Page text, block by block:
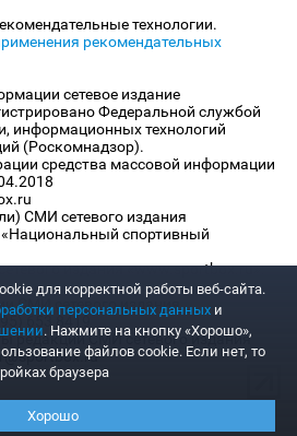
технологии.
рекомендательных
сетевое издание
Федеральной службой
информационных технологий
(Роскомнадзор).
средства массовой информации
СМИ сетевого издания
спортивный
издания «www.sportbox.ru»:
СМИ сетевого издания
653 8419
редакции СМИ сетевого издания
для корректной работы веб-сайта.
персональных данных и
. Нажмите на кнопку «Хорошо»,
файлов cookie. Если нет, то
браузера
Хорошо